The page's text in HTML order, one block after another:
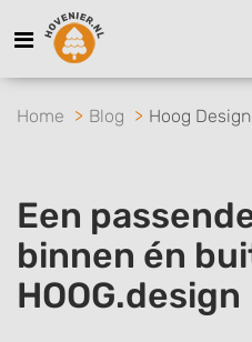
Home Blog Hoog Design
Een
binnen én
HOOG.design